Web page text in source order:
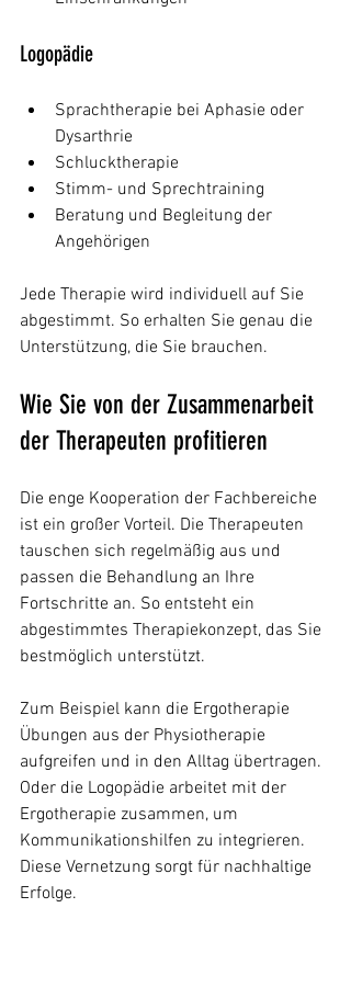
Logopädie
Sprachtherapie bei Aphasie oder
Dysarthrie
Schlucktherapie
Stimm- und Sprechtraining
Beratung und Begleitung der
Angehörigen
Jede Therapie wird individuell auf Sie
abgestimmt. So erhalten Sie genau die
Unterstützung, die Sie brauchen.
Wie Sie von der Zusammenarbeit
der Therapeuten profitieren
Die enge Kooperation der Fachbereiche
ist ein großer Vorteil. Die Therapeuten
tauschen sich regelmäßig aus und
passen die Behandlung an Ihre
Fortschritte an. So entsteht ein
abgestimmtes Therapiekonzept, das Sie
bestmöglich unterstützt.
Zum Beispiel kann die Ergotherapie
Übungen aus der Physiotherapie
aufgreifen und in den Alltag übertragen.
Oder die Logopädie arbeitet mit der
Ergotherapie zusammen, um
Kommunikationshilfen zu integrieren.
Diese Vernetzung sorgt für nachhaltige
Erfolge.